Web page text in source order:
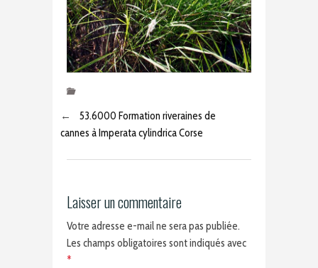
←
53.6000 Formation riveraines de
cannes à Imperata cylindrica Corse
Laisser un commentaire
Votre adresse e-mail ne sera pas publiée.
Les champs obligatoires sont indiqués avec
*